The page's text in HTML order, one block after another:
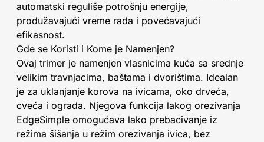
automatski reguliše potrošnju energije,
produžavajući vreme rada i povećavajući
efikasnost.
Gde se Koristi i Kome je Namenjen?
Ovaj trimer je namenjen vlasnicima kuća sa srednje
velikim travnjacima, baštama i dvorištima. Idealan
je za uklanjanje korova na ivicama, oko drveća,
cveća i ograda. Njegova funkcija lakog orezivanja
EdgeSimple omogućava lako prebacivanje iz
režima šišanja u režim orezivanja ivica, bez